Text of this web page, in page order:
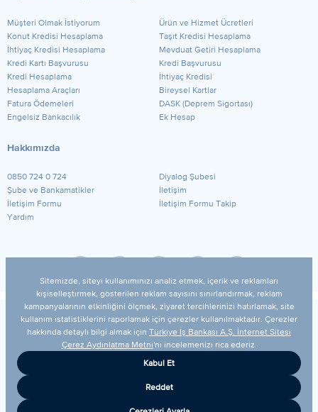
Müşteri Olmak İstiyorum
Ürün ve Hizmet Ücretleri
Konut Kredisi Hesaplama
Taşıt Kredisi Hesaplama
İhtiyaç Kredisi Hesaplama
Mevduat Getiri Hesaplama
Kredi Kartı Başvurusu
Kredi Başvurusu
Kredi Hesaplama
İhtiyaç Kredisi
Hesaplama Araçları
Bireysel Kartlar
Fatura Ödemeleri
DASK (Deprem Sigortası)
Engelsiz Bankacılık
Ek Hesap
Hakkımızda
0850 724 0 724
Diyalog Şubesi
Şube ve Bankamatikler
İletişim
İletişim Formu
İletişim Formu Takip
Yardım
© 2026 Türkiye İş Bankası A.Ş.
Gizlilik Politikamız Kişisel Verilerin Korunması
Bilgi Toplumu Hizmetleri
Çerez Ayarları